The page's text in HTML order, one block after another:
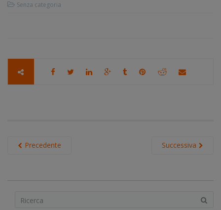
Senza categoria
Successiva
Precedente